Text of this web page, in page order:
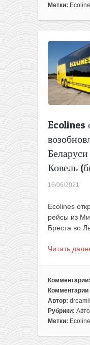
Ecolines
рейса
Беларуси
в
Варшаву
(билеты
продаже)
Метки:
Ecolines
Ковель
16/06/2021
Ecolines
рейсы из
Бреста во
Читать
Комментарии:
Комментарии
к
записи
Ecolines
о
Автор:
Рубрики:
Метки: